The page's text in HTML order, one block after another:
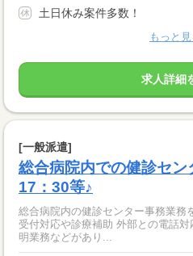
土日休み案件多数！
もっと見
求人詳細
[一般派遣]
総合病院内での健診セ
17：30等♪
総合病院内の健診センター事務業務をお願い
受付対応や診療補助 外部との電話
明業務などがあり...